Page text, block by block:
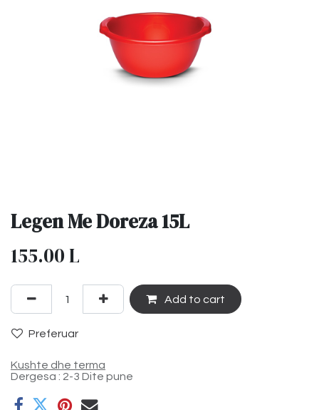
Legen Me Doreza 15L
155.00L
Add to cart
Preferuar
Kushte dhe terma
Dergesa : 2-3 Dite pune